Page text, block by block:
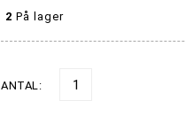
2 På lager
ANTAL: